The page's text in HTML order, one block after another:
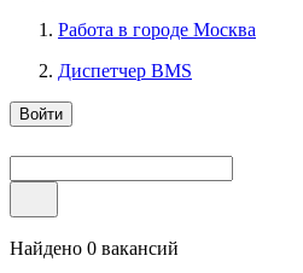
Работа в городе Москва
Диспетчер BMS
Войти
Найдено 0 вакансий